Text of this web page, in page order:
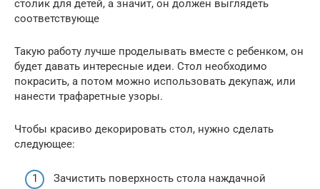
столик для детей, а значит, он должен выглядеть
соответствующе
Такую работу лучше проделывать вместе с ребенком, он
будет давать интересные идеи. Стол необходимо
покрасить, а потом можно использовать декупаж, или
нанести трафаретные узоры.
Чтобы красиво декорировать стол, нужно сделать
следующее:
Зачистить поверхность стола наждачной